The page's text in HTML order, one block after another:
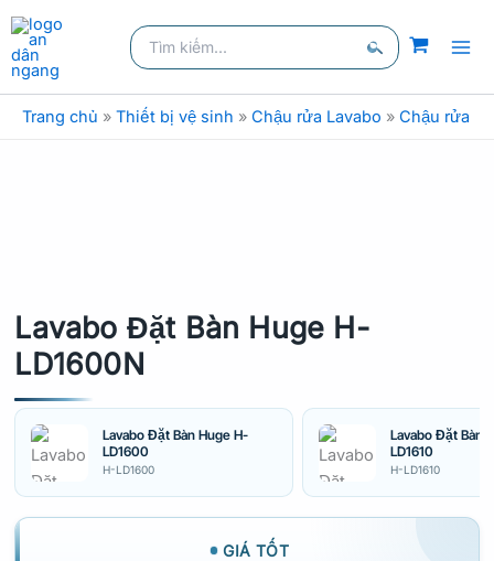
Nhảy
tới
nội
dung
Tìm
kiếm:
kiếm
Trang chủ » Thiết bị vệ sinh » Chậu rửa Lavabo » Chậu rửa
Lavabo Đặt Bàn Huge H-
LD1600N
Lavabo Đặt Bàn Huge H-
LD1600
H-LD1600
Lavabo Đặt Bàn
LD1610
H-LD1610
GIÁ TỐT